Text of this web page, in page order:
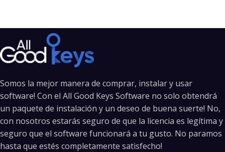
Somos la mejor manera de comprar, instalar y usar
software! Con el All Good Keys Software no solo obtendrá
un paquete de instalación y un deseo de buena suerte! No,
con nosotros estarás seguro de que la licencia es legítima y
seguro que el software funcionará a tu gusto. No paramos
hasta que estés completamente satisfecho!